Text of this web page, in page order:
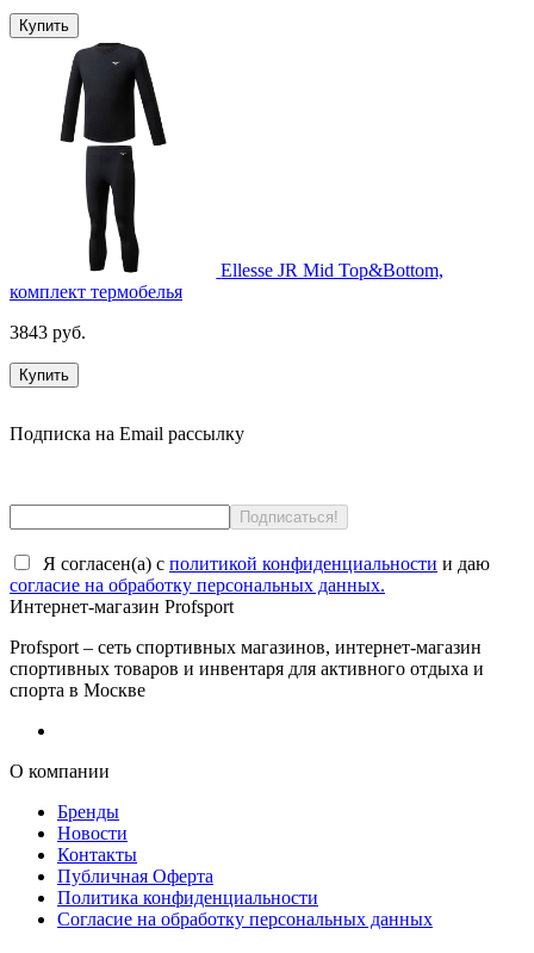
Купить
Ellesse JR Mid Top&Bottom,
комплект термобелья
3843 руб.
Купить
Подписка на Email рассылку
Я согласен(a) с политикой конфиденциальности и даю
согласие на обработку персональных данных.
Интернет-магазин Profsport
Profsport – сеть спортивных магазинов, интернет-магазин
спортивных товаров и инвентаря для активного отдыха и
спорта в Москве
О компании
Бренды
Новости
Контакты
Публичная Оферта
Политика конфиденциальности
Согласие на обработку персональных данных